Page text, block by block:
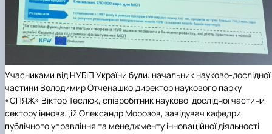
Учасниками від НУБіП України були: начальник науково-дослідної
частини Володимир Отченашко,директор наукового парку
«СПЯЖ» Віктор Теслюк, співробітник науково-дослідної частини
сектору інновацій Олександр Морозов, завідувач кафедри
публічного управління та менеджменту інноваційної діяльності